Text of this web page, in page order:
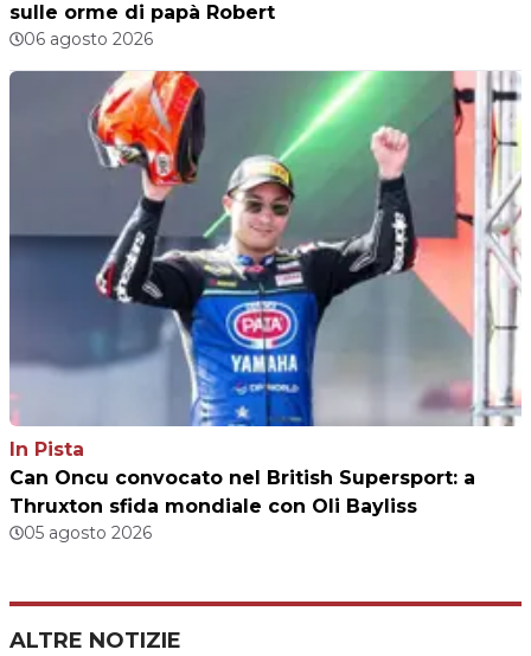
sulle orme di papà Robert
06 agosto 2026
In Pista
Can Oncu convocato nel British Supersport: a
Thruxton sfida mondiale con Oli Bayliss
05 agosto 2026
ALTRE NOTIZIE